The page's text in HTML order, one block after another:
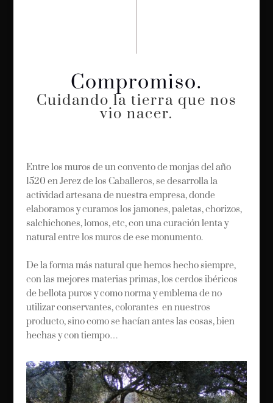
Compromiso.
Cuidando la tierra que nos
vio nacer.
Entre los muros de un convento de monjas del año
1520 en Jerez de los Caballeros, se desarrolla la
actividad artesana de nuestra empresa, donde
elaboramos y curamos los jamones, paletas, chorizos,
salchichones, lomos, etc, con una curación lenta y
natural entre los muros de ese monumento.
De la forma más natural que hemos hecho siempre,
con las mejores materias primas, los cerdos ibéricos
de bellota puros y como norma y emblema de no
utilizar conservantes, colorantes en nuestros
producto, sino como se hacían antes las cosas, bien
hechas y con tiempo…